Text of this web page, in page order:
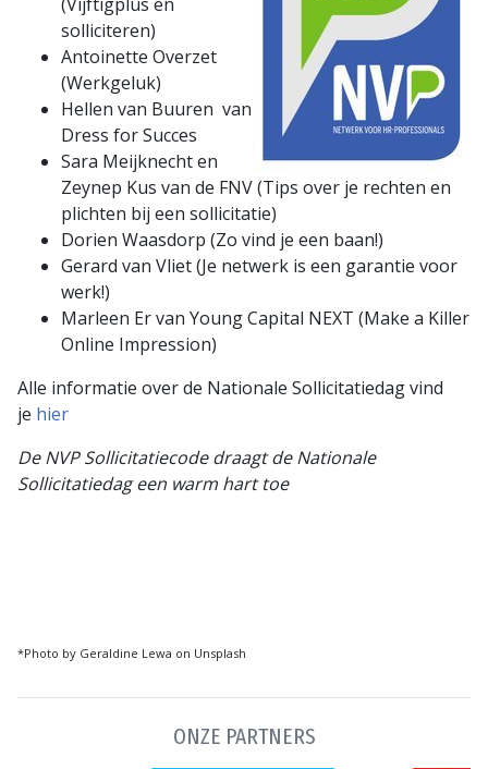
solliciteren)
Antoinette Overzet
(Werkgeluk)
Hellen van Buuren van
Dress for Succes
Sara Meijknecht en
Zeynep Kus van de FNV (Tips over je rechten en
plichten bij een sollicitatie)
Dorien Waasdorp (Zo vind je een baan!)
Gerard van Vliet (Je netwerk is een garantie voor
werk!)
Marleen Er van Young Capital NEXT (Make a Killer
Online Impression)
Alle informatie over de Nationale Sollicitatiedag vind
je hier
De NVP Sollicitatiecode draagt de Nationale
Sollicitatiedag een warm hart toe
*Photo by Geraldine Lewa on Unsplash
ONZE PARTNERS